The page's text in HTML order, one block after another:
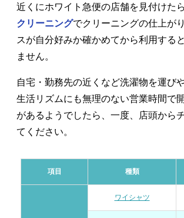
近くにホワイト急便の店舗を見付けた
クリーニングでクリーニングの仕上が
スが自分好みか確かめてから利用する
ません。
自宅・勤務先の近くなど洗濯物を運び
生活リズムにも無理のない営業時間で
があるようでしたら、一度、店頭から
てください。
項目 種類
ワイシャツ